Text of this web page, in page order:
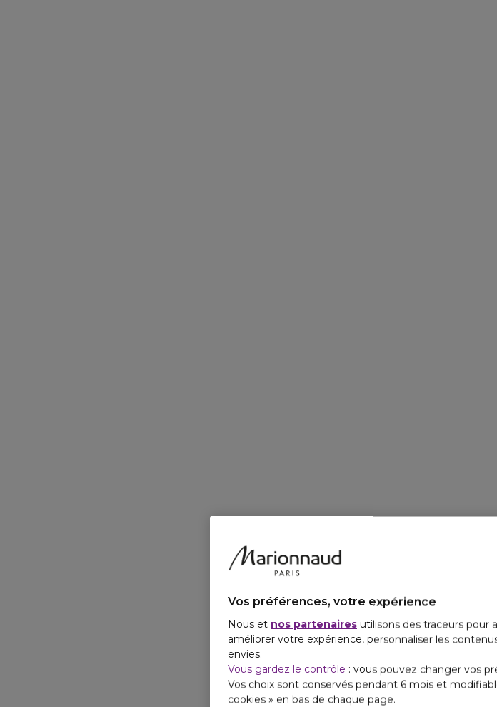
Vos préférences, votre expérience
Nous et nos partenaires utilisons des traceurs
améliorer votre expérience, personnaliser les
envies.
Vous gardez le contrôle : vous pouvez changer vos
Vos choix sont conservés pendant 6 mois et
cookies » en bas de chaque page.